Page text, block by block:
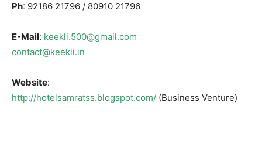
Ph: 92186 21796 / 80910 21796
E-Mail: keekli.500@gmail.com
contact@keekli.in
Website:
http://hotelsamratss.blogspot.com/ (Business Venture)